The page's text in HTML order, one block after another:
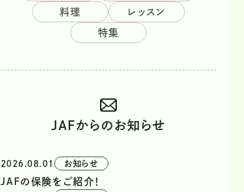
料理 レッスン
特集
JAFからのお知らせ
2026.08.01 お知らせ
JAFの保険をご紹介！